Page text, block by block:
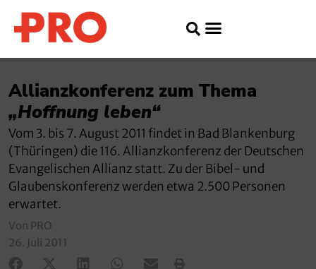
Allianzkonferenz zum Thema
„Hoffnung leben“
Vom 3. bis 7. August 2011 findet in Bad Blankenburg
(Thüringen) die 116. Allianzkonferenz der Deutschen
Evangelischen Allianz statt. Zu der Bibel- und
Glaubenskonferenz werden etwa 2.500 Personen
erwartet.
Von PRO
26. Juli 2011